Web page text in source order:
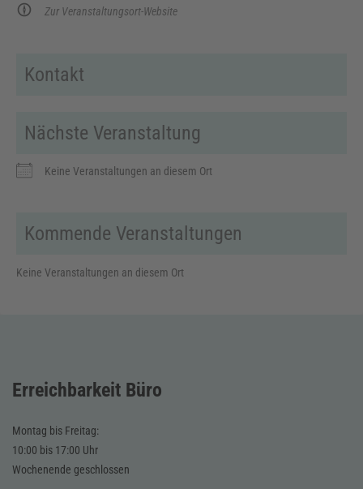
Zur Veranstaltungsort-Website
Kontakt
Nächste Veranstaltung
Keine Veranstaltungen an diesem Ort
Kommende Veranstaltungen
Keine Veranstaltungen an diesem Ort
Erreichbarkeit Büro
Montag bis Freitag:
10:00 bis 17:00 Uhr
Wochenende geschlossen